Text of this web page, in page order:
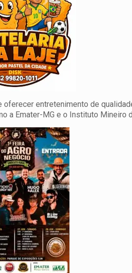
entretenimento de
a Emater-MG e o Instituto Mineiro